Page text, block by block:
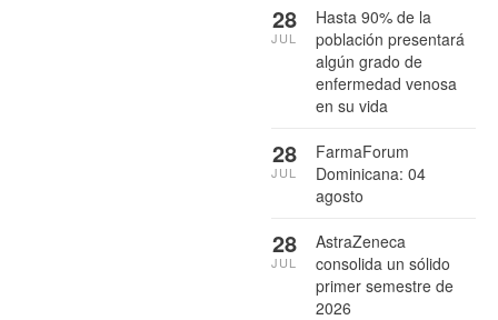
Hasta 90% de la
población presentará
algún grado de
enfermedad venosa
en su vida
28
JUL
FarmaForum
Dominicana: 04
agosto
28
JUL
AstraZeneca
consolida un sólido
primer semestre de
2026
28
JUL